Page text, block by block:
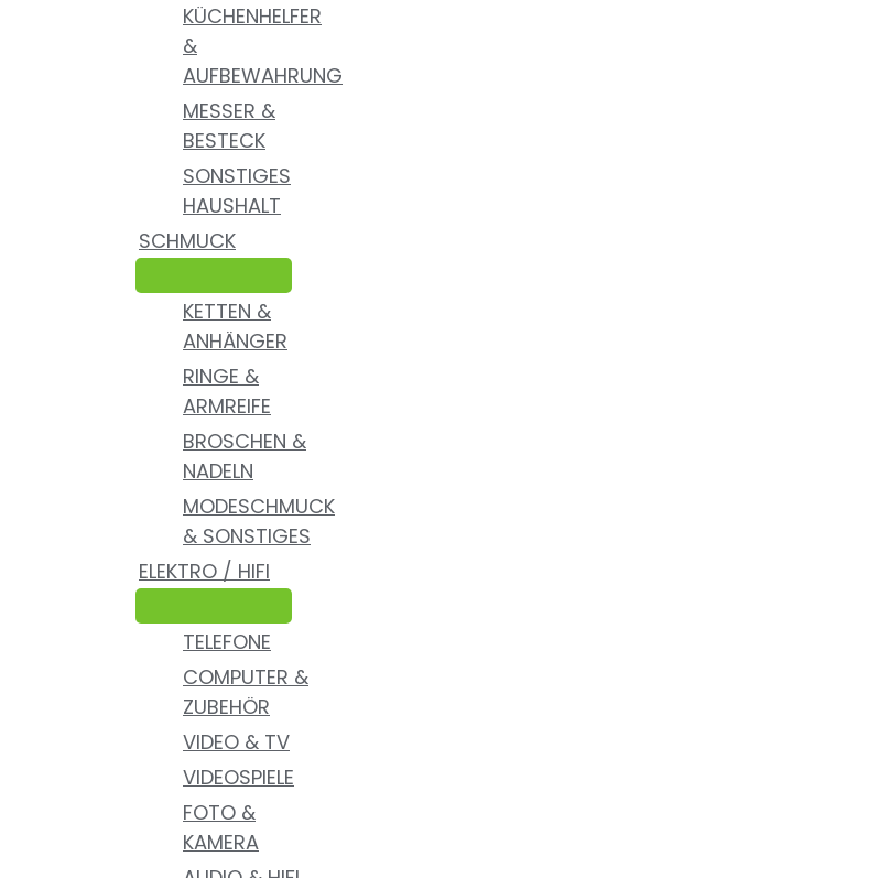
KÜCHENHELFER
&
AUFBEWAHRUNG
MESSER &
BESTECK
SONSTIGES
HAUSHALT
SCHMUCK
KETTEN &
ANHÄNGER
RINGE &
ARMREIFE
BROSCHEN &
NADELN
MODESCHMUCK
& SONSTIGES
ELEKTRO / HIFI
TELEFONE
COMPUTER &
ZUBEHÖR
VIDEO & TV
VIDEOSPIELE
FOTO &
KAMERA